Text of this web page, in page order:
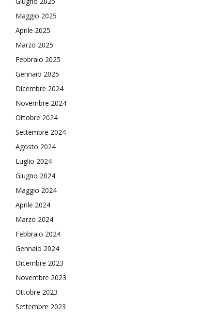
Maggio 2025
Aprile 2025
Marzo 2025
Febbraio 2025
Gennaio 2025
Dicembre 2024
Novembre 2024
Ottobre 2024
Settembre 2024
Agosto 2024
Luglio 2024
Giugno 2024
Maggio 2024
Aprile 2024
Marzo 2024
Febbraio 2024
Gennaio 2024
Dicembre 2023
Novembre 2023
Ottobre 2023
Settembre 2023